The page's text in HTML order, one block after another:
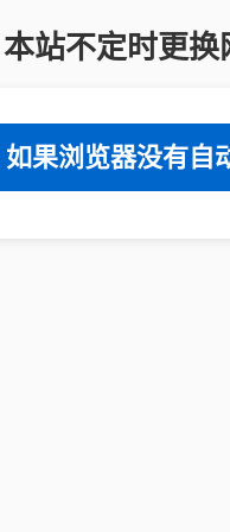
站不定时更
如果浏览器没有自